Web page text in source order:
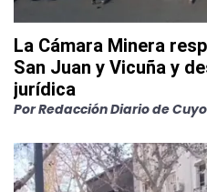
La Cámara Minera
San Juan y Vicuña y
jurídica
PorRedacción Diario de Cuyo